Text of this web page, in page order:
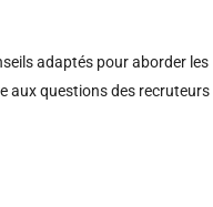
adaptés pour aborder les
aux questions des recruteurs